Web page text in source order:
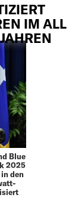
IM ALL
Blue
2025
den